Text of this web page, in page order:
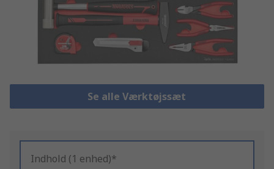
Se alle Værktøjssæt
Indhold (1 enhed)*